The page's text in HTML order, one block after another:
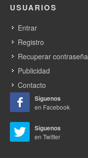
USUARIOS
Entrar
Registro
Recuperar contraseña
Publicidad
Contacto
Síguenos
en Facebook
Síguenos
en Twitter